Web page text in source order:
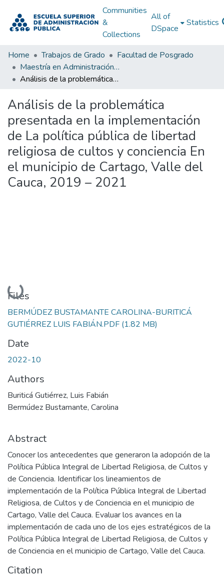
Communities
&
Collections
All of
DSpace
Statistics
Home Trabajos de Grado
Facultad de Posgrado
Maestría en Administración Pública
Análisis de la problemática presentada en la implementación de La política pública de libertad religiosa de cultos y conciencia En el municipio de Cartago, Valle del Cauca, 2019 – 2021
Análisis de la problemática
presentada en la implementación
de La política pública de libertad
religiosa de cultos y conciencia En
el municipio de Cartago, Valle del
Cauca, 2019 – 2021
Loading...
Files
BERMÚDEZ BUSTAMANTE CAROLINA-BURITICÁ
GUTIÉRREZ LUIS FABIÁN.PDF (1.82 MB)
Date
2022-10
Authors
Buriticá Gutiérrez, Luis Fabián
Bermúdez Bustamante, Carolina
Abstract
Conocer los antecedentes que generaron la adopción de la
Política Pública Integral de Libertad Religiosa, de Cultos y
de Conciencia. Identificar los lineamientos de
implementación de la Política Pública Integral de Libertad
Religiosa, de Cultos y de Conciencia en el municipio de
Cartago, Valle del Cauca. Evaluar los avances en la
implementación de cada uno de los ejes estratégicos de la
Política Pública Integral de Libertad Religiosa, de Cultos y
de Conciencia en el municipio de Cartago, Valle del Cauca.
Citation